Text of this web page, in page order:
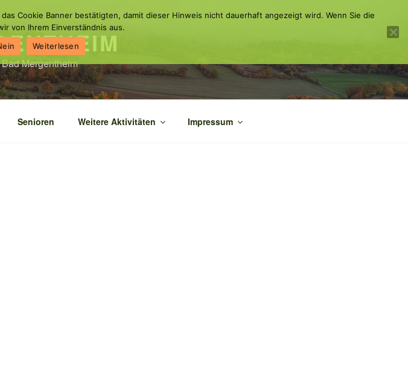
Mergentheim
Senioren Weitere Aktivitäten Impressum
Cookie Banner bestätigten, damit dieser Hinweis nicht dauerhaft angezeigt wird. Wenn Sie die
von Ihrem Einverständnis aus.
Weiterlesen